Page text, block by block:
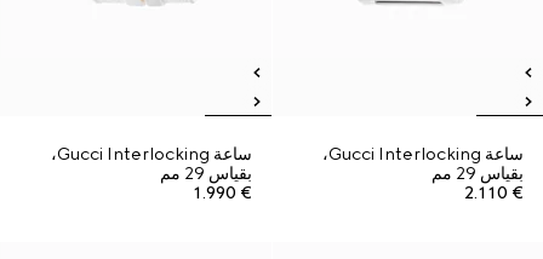
ساعة Gucci Interlocking،
بقياس 29 مم
€ 2.110
ساعة Gucci Interlocking،
بقياس 29 مم
€ 1.990